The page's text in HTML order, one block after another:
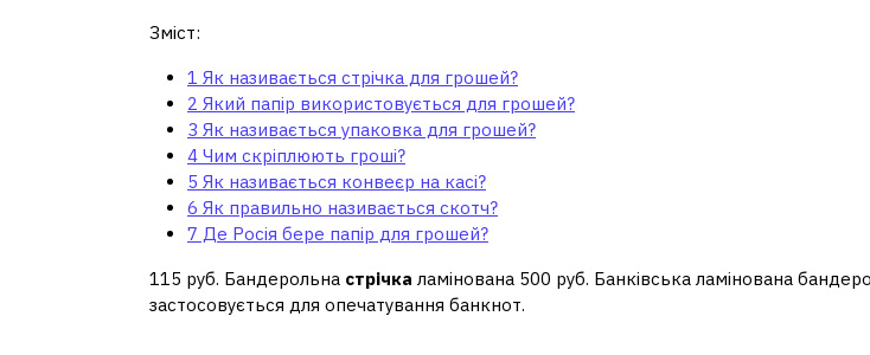
Зміст:
1 Як називається стрічка для грошей?
2 Який папір використовується для грошей?
3 Як називається упаковка для грошей?
4 Чим скріплюють гроші?
5 Як називається конвеєр на касі?
6 Як правильно називається скотч?
7 Де Росія бере папір для грошей?
115 руб. Бандерольна стрічка ламінована 500 руб. Банківська ламінована
застосовується для опечатування банкнот.